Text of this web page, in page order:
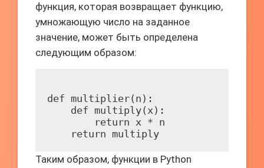
функция, которая возвращает функцию,
умножающую число на заданное
значение, может быть определена
следующим образом:
def multiplier(n):
    def multiply(x):
        return x * n
Таким образом, функции в Python